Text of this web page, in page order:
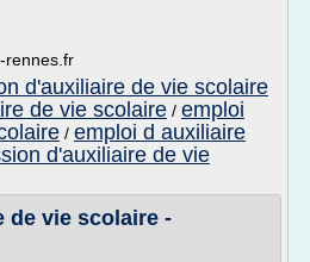
rennes.fr
d'auxiliaire de vie scolaire
de vie scolaire / emploi
/ emploi d auxiliaire
d'auxiliaire de vie
de vie scolaire -